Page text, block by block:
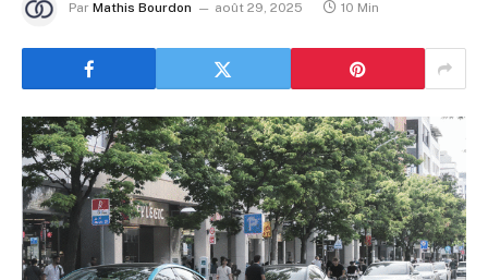
Par Mathis Bourdon août 29, 2025 10 Min